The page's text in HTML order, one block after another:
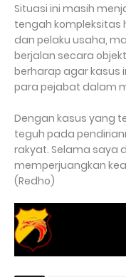
Situasi ini masih
tengah kompleksitas
dan pelaku usaha,
berjalan secara
berharap agar kasus
para pejabat dalam
Dengan kasus yang
teguh pada
rakyat. Selama saya
memperjuangkan
(Redho)